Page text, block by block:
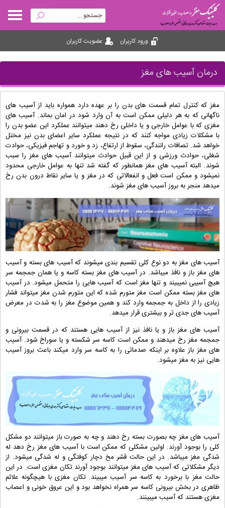
ورود کاربران عضویت کاربران
درمان آسیب های مغز
مغز که کنترل تمام قسمت های بدن را بر عهده دارد همواره باید از آسیب های
ناگهانی که به هر دلیلی ممکن است به آن وارد شود در امان بماند. آسیب های
مغزی که با عوامل خارجی و یا داخلی رخ دهند میتوانند عملکرد این عضو بدن را
با مشکلات زیادی مواجه کنند که در نتیجه عملکرد سایر اعضای بدن نیز مختل
خواهد شد. تصافات رانندگی، سقوط از ارتفاع، زد و خورد و تهاجم فیزیکی،‌ حوادت
شغلی، حوادث ورزشی و از این قبیل حوادث میتوانند آسیب های مغز را سبب
شوند. البته آسیب های مغز همانطور که گفته شد تنها به عوامل خارجی محدود
نمیشود و ممکن است فعل و انفعالاتی که در مغز و یا سایر نقاط درون بدن رخ
میدهد منجر به بروز آسیب های مغز شوند.
آسیب های مغز به دو نوع کلی تقسیم بندی میشوند که آسیب های بسته و آسیب
های مغز باز و نافذ میباشد. در آسیب های مغز بسته کاسه و یا همان جمجمه سر
هیچ آسیبی نمیبیند و تنها مغز است که آسیب هایی را متحمل میشود. در آسیب
های مغز بسته ممکن است مغز متورم شده که این متورم شدن مغز میتواند فشار
زیادی را از داخل به جمجمه وارد کند و همین موضوع مغز را به شدت در معرض
آسیب های جدی تر و بیشتری قرار میدهد.
آسیب های مغز باز و یا نافذ نیز از آسیب هایی هستند که در قسمت بیرونی و
جمجمه مغز رخ میدهند و ممکن است کاسه سر شکسته و یا سوراخ شود. آسیب
های مغز باز علاوه بر اینکه صدماتی را به کاسه سر وارد میکند باعث بروز آسیب
هایی نیز به مغز میشود.
آسیب های مغز چه بصورت بسته رخ دهند و چه به صورت باز میتوانند دو مشکل
کلی را بوجود آورند. اولین مشکلی که ممکن است با آسیب های مغز رخ دهد له
شدگی مغز میباشد. در این حالت قشر مخ دچار کوفتگی و له شدگی میشود. از
دیگر مشکلاتی که آسیب های مغز میتوانند بوجود آورند تکان مغزی است. در این
حالت مغز با برخورد به کاسه سر آسیب میبیند. تکان مغزی با هیچگونه علائم
ظاهری در بخش بیرونی کاسه سر همراه نخواهد بود و این عروق خونی و اعصاب
مغزی هستند که آسیب میبینند.